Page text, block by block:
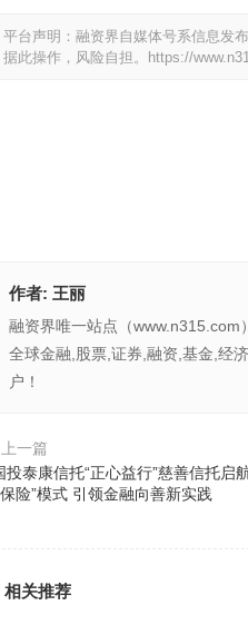
平台声明：融资界自媒体号系信息发
据此操作，风险自担。
https://
作者: 王丽
融资界唯一站点（www.n315.com
全球金融,股票,证券,融资,基金,经
户！
上一篇
投泰康信托“正心益行”慈善信托启
险”模式 引领金融向善新实践
相关推荐